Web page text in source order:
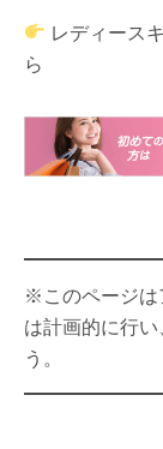
レディース
ら
※このページは
は計画的に行
う。